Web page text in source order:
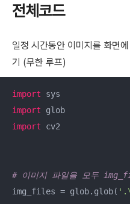
전체코드
일정 시간동안 이미지를 화면
기 (무한 루프)
import
import
import cv2
# 이미지 파일을 모두
img_files = glob.glob(